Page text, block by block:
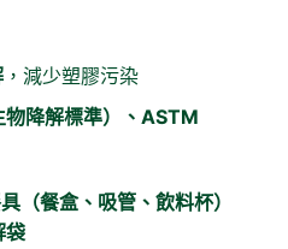
，減少塑膠污染
降解標準）、ASTM
（餐盒、吸管、飲料杯）
袋